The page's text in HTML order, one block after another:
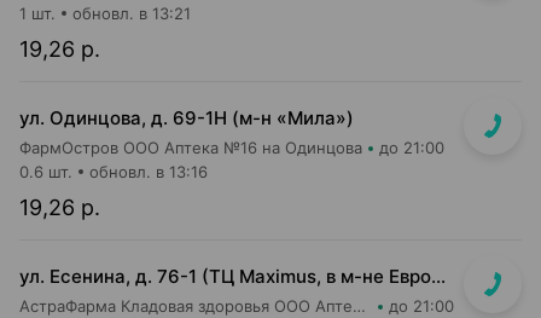
19,26 р.
1 шт. обновл. в 13:21
ул. Одинцова, д. 69-1Н (м-н «Мила»)
ФармОстров ООО Аптека №16 на Одинцова до 21:00
19,26 р.
0.6 шт. обновл. в 13:16
ул. Есенина, д. 76-1 (ТЦ Maximus, в м-не Евроопт Super)
АстраФарма Кладовая здоровья ООО Аптека №9 до 21:00